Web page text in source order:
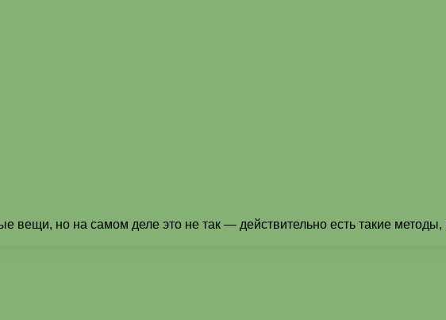
вещи, но на самом деле это не так — действительно есть такие